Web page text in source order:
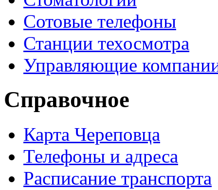
Сотовые телефоны
Станции техосмотра
Управляющие
Справочное
Карта Череповца
Телефоны и адреса
Расписание транспорта